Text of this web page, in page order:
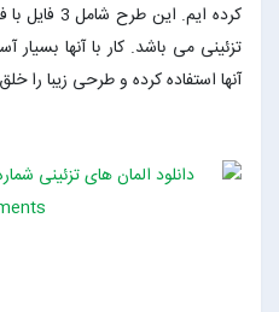
تزئینی می باشد. کار با آنها بسیار
آنها استفاده کرده و طرحی زیبا را